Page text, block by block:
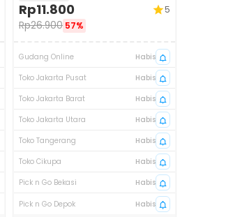
Rp11.800
Rp26.900 57%
5
Gudang Online
Habis
Toko Jakarta Pusat
Habis
Toko Jakarta Barat
Habis
Toko Jakarta Utara
Habis
Toko Tangerang
Habis
Toko Cikupa
Habis
Pick n Go Bekasi
Habis
Pick n Go Depok Habis